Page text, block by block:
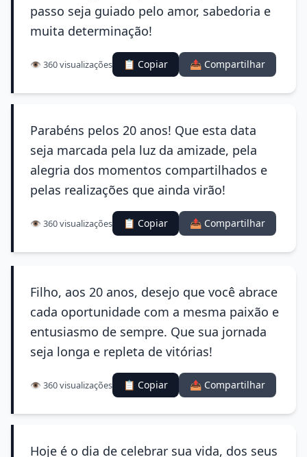
passo seja guiado pelo amor, sabedoria e
muita determinação!
👁️ 360 visualizações 📋 Copiar 📤 Compartilhar
Parabéns pelos 20 anos! Que esta data
seja marcada pela luz da amizade, pela
alegria dos momentos compartilhados e
pelas realizações que ainda virão!
👁️ 360 visualizações 📋 Copiar 📤 Compartilhar
Filho, aos 20 anos, desejo que você abrace
cada oportunidade com a mesma paixão e
entusiasmo de sempre. Que sua jornada
seja longa e repleta de vitórias!
👁️ 360 visualizações 📋 Copiar 📤 Compartilhar
Hoje é o dia de celebrar sua vida, dos seus